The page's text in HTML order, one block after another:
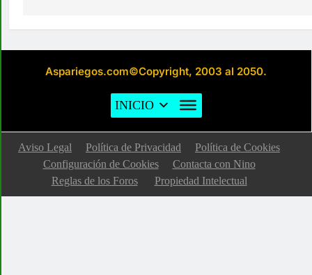
Aspariegos.com©Copyright, 2003 al 2050.
INICIO
Aviso Legal Política de Privacidad
Política de Cookies
Configuración de Cookies
Contacta con Nino
Reglas de los Foros
Propiedad Intelectual